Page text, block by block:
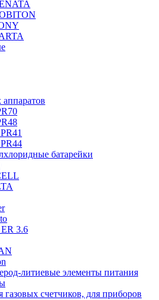
батарейки
3.6
литиевые элементы питания
газовых счетчиков, для приборов